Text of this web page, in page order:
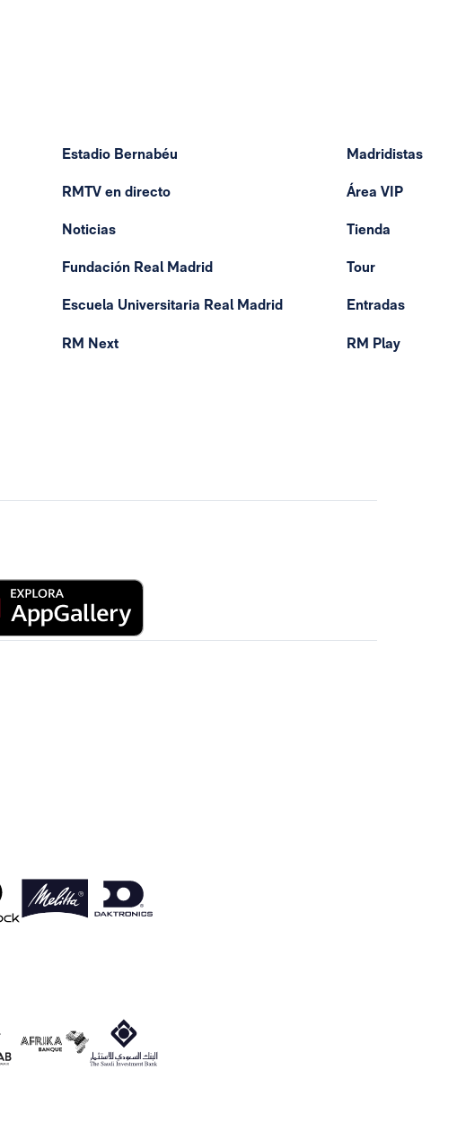
Estadio Bernabéu
RMTV en directo
Noticias
Fundación Real Madrid
Escuela Universitaria Real Madrid
RM Next
Madridistas
Área VIP
Tienda
Tour
Entradas
RM Play